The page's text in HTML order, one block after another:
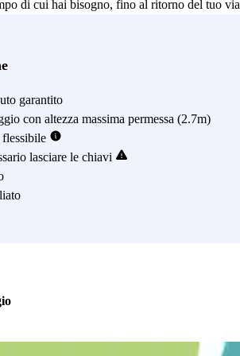
di cui hai bisogno, fino al ritorno del tuo
Maggiore. E non è tutto, dato che a 100
raggiungere anche la Città del Vaticano,
garantito
con altezza massima permessa (2.7m)
flessibile
lasciare le chiavi